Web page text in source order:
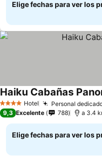
Elige fechas para ver los
4 EstrellasHotel Personal
Haiku Cabañas
9,3 Excelente 788 a 3.4
Elige fechas para ver los